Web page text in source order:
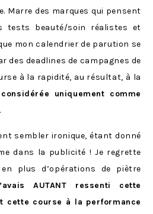
Marre des marques qui pensent
tests beauté/soin réalistes et
mon calendrier de parution se
des deadlines de campagnes de
à la rapidité, au résultat, à la
uniquement comme
.
sembler ironique, étant donné
dans la publicité ! Je regrette
plus d’opérations de piètre
AUTANT ressenti cette
cette course à la performance